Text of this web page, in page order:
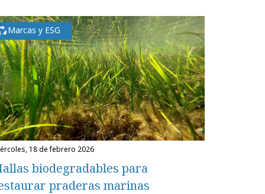
Marcas y ESG
18 de febrero 2026
biodegradables para
praderas marinas